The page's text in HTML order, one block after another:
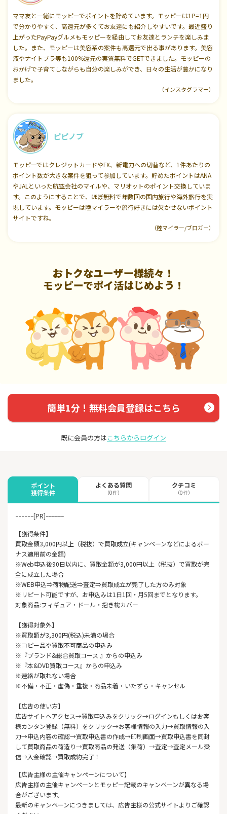
ママ友と一緒にモッピーでポイントを貯めています。モッピーは1P=1円
で分かりやすく、高還元が多くてお友達にも紹介しやすいです。最近盛り
上がったPayPayグルメもモッピーを経由してお友達とランチを楽しみま
した。また、モッピーは美容系の案件も高還元で出る事があります。美容
液やナイトブラ等も100%還元の実質無料でGETできました。モッピーの
おかげで子育てしながらも自分の楽しみができ、日々の生活が豊かになり
ました。
（インスタグラマー）
ピピノブ
モッピーではクレジットカードやFX、新電力への切替など、1件あたりの
ポイント数が大きな案件を狙って参加しています。貯めたポイントはANA
やJALといった航空会社のマイルや、マリオットのポイント交換していま
す。このようにすることで、ほぼ無料で年数回の国内旅行や海外旅行を実
現しています。モッピーは陸マイラーや旅行好きには欠かせないポイント
サイトですね。
（陸マイラー/ブロガー）
おトクなユーザー様続々！
モッピーでポイ活はじめよう！
簡単1分！無料会員登録はこちら
既に会員の方はこちらからログイン
ポイント
獲得条件
よくある質問
（0件）
クチコミ
（0件）
ｰｰｰｰｰｰ[PR]ｰｰｰｰｰｰ
【獲得条件】
買取金額3,000円以上（税抜）で買取成立(キャンペーンなどによるボー
ナス適用前の金額)
※Web申込後90日以内に、買取金額が3,000円以上（税抜）で買取が完
全に成立した場合
※WEB申込⇒荷物配送⇒査定⇒買取成立が完了した方のみ対象
※リピート可能ですが、お申込みは1日1回・月5回までとなります。
対象商品:フィギュア・ドール・抱き枕カバー
【獲得対象外】
※買取額が3,300円(税込)未満の場合
※コピー品や買取不可商品の申込み
※『ブランド&総合買取コース 』からの申込み
※『本&DVD買取コース』からの申込み
※連絡が取れない場合
※不備・不正・虚偽・重複・商品未着・いたずら・キャンセル
【広告の使い方】
広告サイトへアクセス→買取申込みをクリック→ログインもしくはお客
様カンタン登録（無料）をクリック→お客様情報の入力→買取情報の入
力→申込内容の確認→買取申込書の作成→印刷画面→買取申込書を同封
して買取商品の荷造り→買取商品の発送（集荷）→査定→査定メール受
信→入金確認→買取成約完了！
【広告主様の主催キャンペーンについて】
広告主様の主催キャンペーンとモッピー記載のキャンペーンが異なる場
合がございます。
最新のキャンペーンにつきましては、広告主様の公式サイトよりご確認